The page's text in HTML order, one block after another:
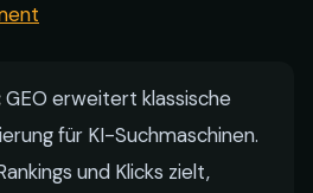
GEO erweitert klassische
für KI-Suchmaschinen.
und Klicks zielt,